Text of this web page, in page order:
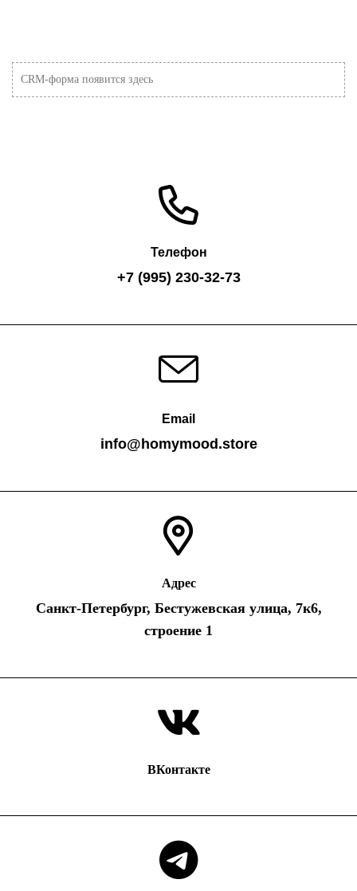
CRM-форма появится здесь
Телефон
+7 (995) 230-32-73
Email
info@homymood.store
Адрес
Санкт-Петербург, Бестужевская улица, 7к6,
строение 1
ВКонтакте